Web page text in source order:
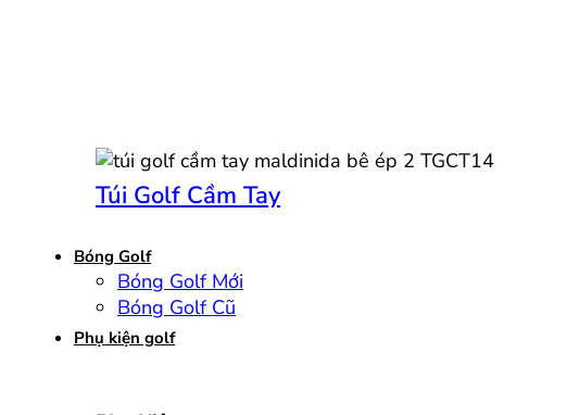
Túi Golf Cầm Tay
Bóng Golf
Bóng Golf Mới
Bóng Golf Cũ
Phụ kiện golf